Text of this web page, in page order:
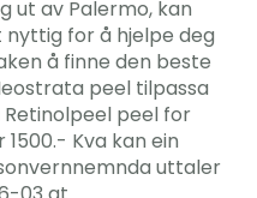
ut av Palermo, kan
for å hjelpe deg
å finne den beste
peel tilpassa
peel for
Kva kan ein
uttaler